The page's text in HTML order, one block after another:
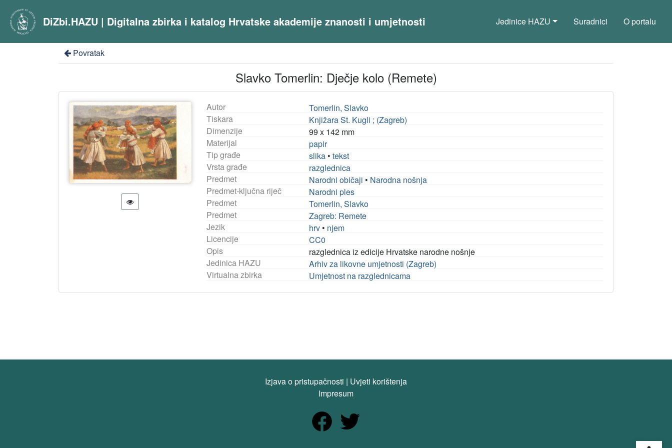
DiZbi.HAZU | Digitalna zbirka i katalog Hrvatske akademije znanosti i umjetnosti Jedinice HAZU Suradnici O portalu
Povratak
Slavko Tomerlin: Dječje kolo (Remete)
Autor
Tomerlin, Slavko
Tiskara
Knjižara St. Kugli ; (Zagreb)
Dimenzije
99 x 142 mm
Materijal
papir
Tip građe
slika •tekst
Vrsta građe
razglednica
Predmet
Narodni običaji • Narodna nošnja
Predmet-ključna riječ
Narodni ples
Predmet
Tomerlin, Slavko
Predmet
Zagreb: Remete
Jezik
hrv • njem
Licencije
CC0
Opis
razglednica iz edicije Hrvatske narodne nošnje
Jedinica HAZU
Arhiv za likovne umjetnosti (Zagreb)
Virtualna zbirka
Umjetnost na razglednicama
Izjava o pristupačnosti | Uvjeti korištenja
Impresum